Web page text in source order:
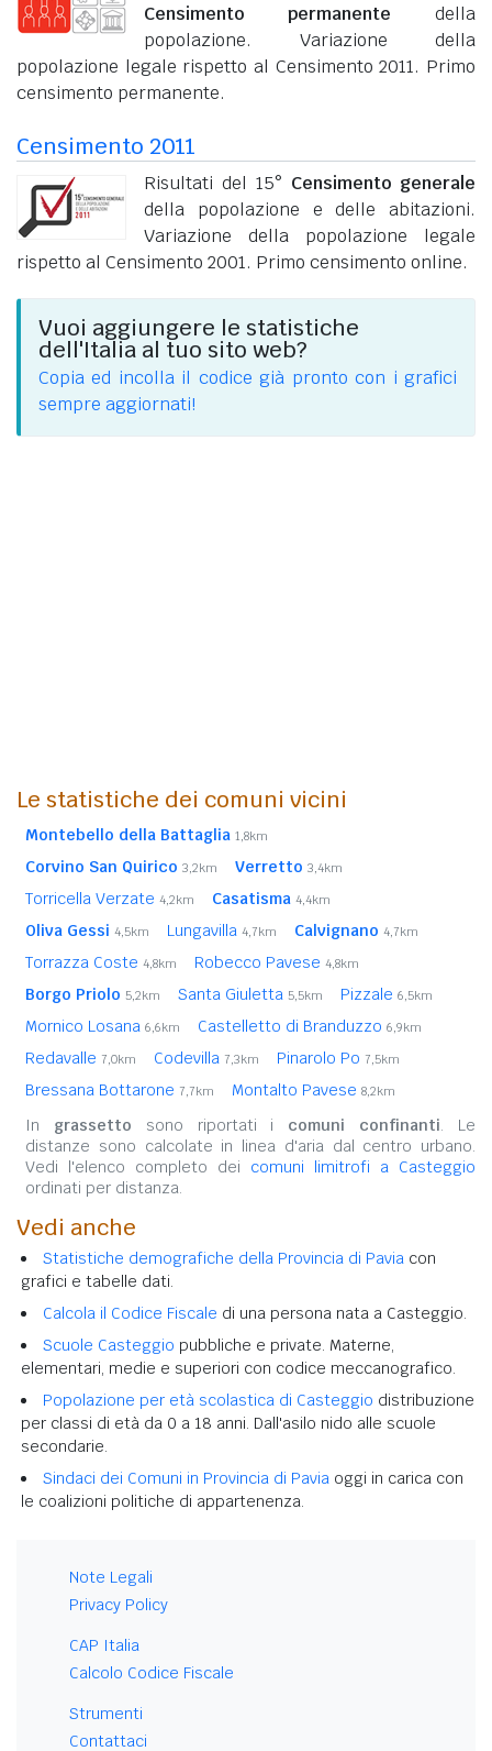
Censimento permanente della
popolazione. Variazione della
popolazione legale rispetto al Censimento 2011. Primo
censimento permanente.
Censimento 2011
Risultati del 15° Censimento generale
della popolazione e delle abitazioni.
Variazione della popolazione legale
rispetto al Censimento 2001. Primo censimento online.
Vuoi aggiungere le statistiche
dell'Italia al tuo sito web?
Copia ed incolla il codice già pronto con i grafici
sempre aggiornati!
Le statistiche dei comuni vicini
Montebello della Battaglia 1,8km
Corvino San Quirico 3,2km Verretto 3,4km
Torricella Verzate 4,2km Casatisma 4,4km
Oliva Gessi 4,5km Lungavilla 4,7km Calvignano 4,7km
Torrazza Coste 4,8km Robecco Pavese 4,8km
Borgo Priolo 5,2km Santa Giuletta 5,5km Pizzale 6,5km
Mornico Losana 6,6km Castelletto di Branduzzo 6,9km
Redavalle 7,0km Codevilla 7,3km Pinarolo Po 7,5km
Bressana Bottarone 7,7km Montalto Pavese 8,2km
In grassetto sono riportati i comuni confinanti. Le
distanze sono calcolate in linea d'aria dal centro urbano.
Vedi l'elenco completo dei comuni limitrofi a Casteggio
ordinati per distanza.
Vedi anche
Statistiche demografiche della Provincia di Pavia con
grafici e tabelle dati.
Calcola il Codice Fiscale di una persona nata a Casteggio.
Scuole Casteggio pubbliche e private. Materne,
elementari, medie e superiori con codice meccanografico.
Popolazione per età scolastica di Casteggio distribuzione
per classi di età da 0 a 18 anni. Dall'asilo nido alle scuole
secondarie.
Sindaci dei Comuni in Provincia di Pavia oggi in carica con
le coalizioni politiche di appartenenza.
Note Legali
Privacy Policy
CAP Italia
Calcolo Codice Fiscale
Strumenti
Contattaci